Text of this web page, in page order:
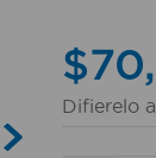
$70,
Difierelo a